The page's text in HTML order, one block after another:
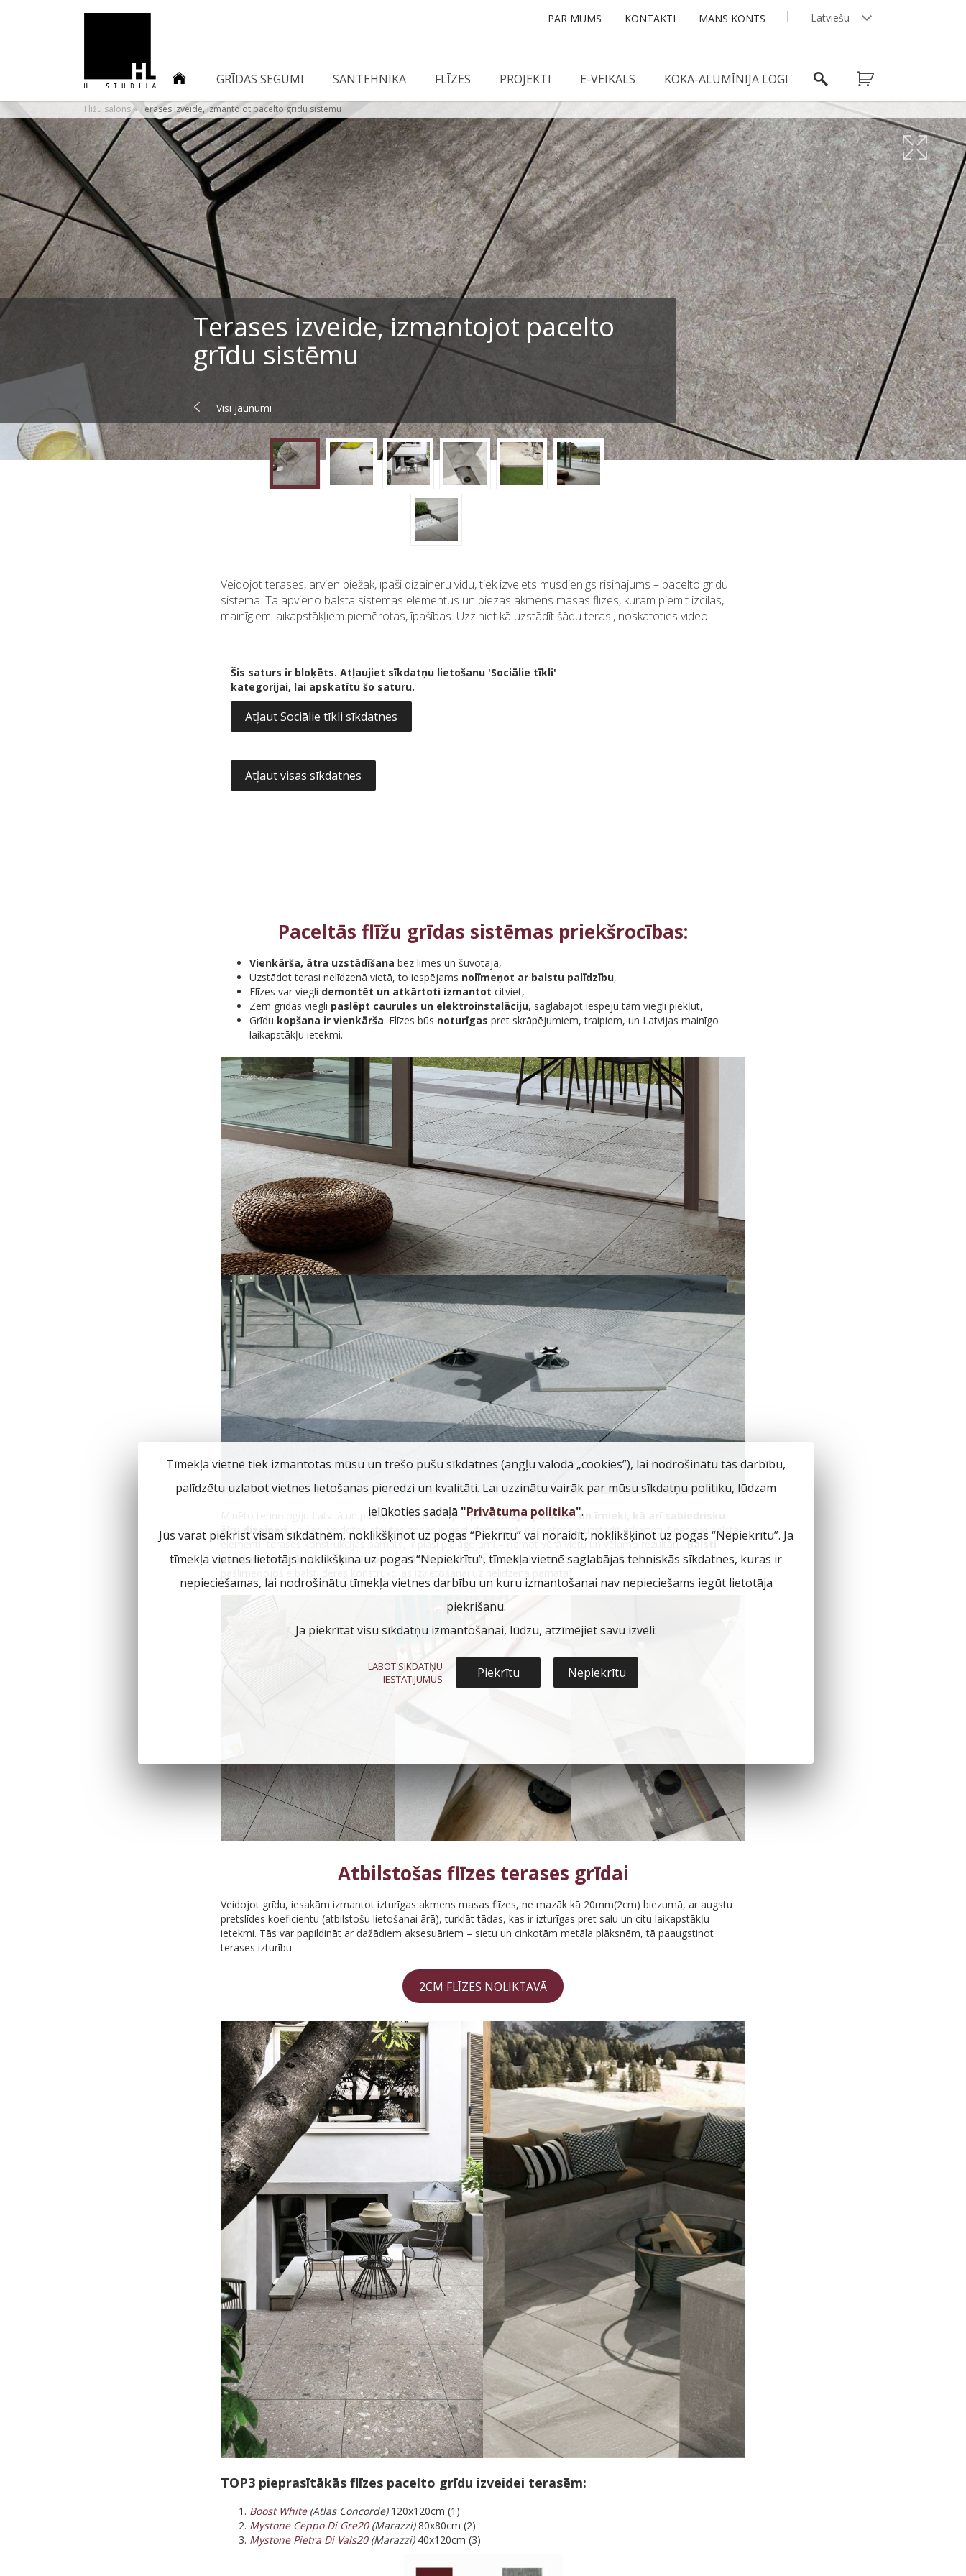
GRĪDAS SEGUMI SANTEHNIKA FLĪZES PROJEKTI E-VEIKALS KOKA-ALUMĪNIJA LOGI
MANS KONTS
KONTAKTI
PAR MUMS
Latviešu
Flīžu salons»Terases izveide, izmantojot pacelto grīdu sistēmu
Terases izveide, izmantojot pacelto
grīdu sistēmu
Visi jaunumi
Veidojot terases, arvien biežāk, īpaši dizaineru vidū, tiek izvēlēts mūsdienīgs risinājums – pacelto grīdu
sistēma. Tā apvieno balsta sistēmas elementus un biezas akmens masas flīzes, kurām piemīt izcilas,
mainīgiem laikapstākļiem piemērotas, īpašības. Uzziniet kā uzstādīt šādu terasi, noskatoties video:
Šis saturs ir bloķēts. Atļaujiet sīkdatņu lietošanu 'Sociālie tīkli'
kategorijai, lai apskatītu šo saturu.
Atļaut Sociālie tīkli sīkdatnes
Atļaut visas sīkdatnes
Paceltās flīžu grīdas sistēmas priekšrocības:
Vienkārša, ātra uzstādīšana bez līmes un šuvotāja,
Uzstādot terasi nelīdzenā vietā, to iespējams nolīmeņot ar balstu palīdzību,
Flīzes var viegli demontēt un atkārtoti izmantot citviet,
Zem grīdas viegli paslēpt caurules un elektroinstalāciju, saglabājot iespēju tām viegli piekļūt,
Grīdu kopšana ir vienkārša. Flīzes būs noturīgas pret skrāpējumiem, traipiem, un Latvijas mainīgo
laikapstākļu ietekmi.
Minēto tehnoloģiju Latvijā un pasaulē īpaši iemīļojušiprivātmāju īpašnieki un īrnieki, kā arī sabiedrisku
ēku dizaineri
, jo šādi veidotās atpūtas zonas ir viegli demontēt, pārvietot un uzstādīt atkārtoti. Speciālie balsta
elementi, terases konstrukcijas pamats, ir plaši pielāgojami – ņemot vērā vietu un vēlamo rezultātu.Balsti
pieejami maināmos augstumos no 18 līdz 1120 mm , ar statisku vai koriģējamu slīpumu (šādi
Atbilstošas flīzes terases grīdai
Veidojot grīdu, iesakām izmantot izturīgas akmens masas flīzes, ne mazāk kā 20mm(2cm) biezumā, ar augstu
pretslīdes koeficientu (atbilstošu lietošanai ārā), turklāt tādas, kas ir izturīgas pret salu un citu laikapstākļu
ietekmi. Tās var papildināt ar dažādiem aksesuāriem – sietu un cinkotām metāla plāksnēm, tā paaugstinot
terases izturību.
2CM FLĪZES NOLIKTAVĀ
TOP3 pieprasītākās flīzes pacelto grīdu izveidei terasēm:
Boost White (Atlas Concorde)120x120cm (1)
Mystone Ceppo Di Gre20 (Marazzi)80x80cm (2)
Mystone Pietra Di Vals20 (Marazzi)40x120cm (3)
Tīmekļa vietnē tiek izmantotas mūsu un trešo pušu sīkdatnes (angļu valodā „cookies”), lai nodrošinātu tās darbību,
palīdzētu uzlabot vietnes lietošanas pieredzi un kvalitāti. Lai uzzinātu vairāk par mūsu sīkdatņu politiku, lūdzam
ielūkoties sadaļā "Privātuma politika".
Jūs varat piekrist visām sīkdatnēm, noklikšķinot uz pogas “Piekrītu” vai noraidīt, noklikšķinot uz pogas “Nepiekrītu”. Ja
tīmekļa vietnes lietotājs noklikšķina uz pogas “Nepiekrītu”, tīmekļa vietnē saglabājas tehniskās sīkdatnes, kuras ir
nepieciešamas, lai nodrošinātu tīmekļa vietnes darbību un kuru izmantošanai nav nepieciešams iegūt lietotāja
piekrišanu.
Ja piekrītat visu sīkdatņu izmantošanai, lūdzu, atzīmējiet savu izvēli:
LABOT SĪKDATŅU
IESTATĪJUMUS
Piekrītu Nepiekrītu